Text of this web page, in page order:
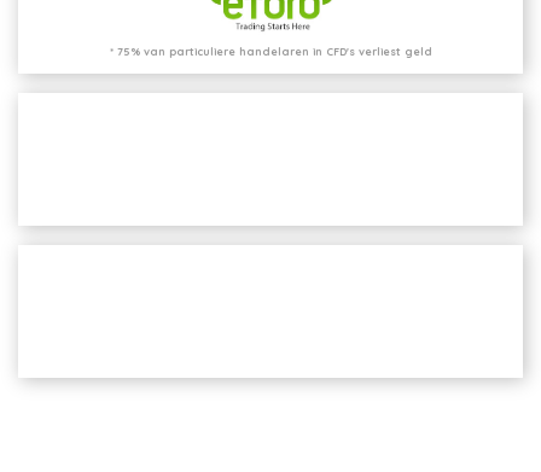
* 75% van particuliere handelaren in CFD's verliest geld